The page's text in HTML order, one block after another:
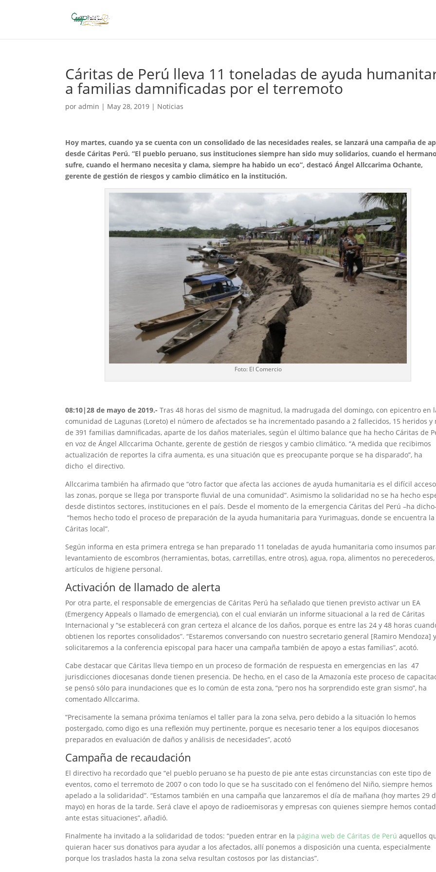
Cáritas de Perú lleva 11 toneladas de ayuda
a familias damnificadas por el terremoto
poradmin | May 28, 2019 | Noticias
Hoy martes, cuando ya se cuenta con un consolidado de las necesidades reales, se lanzará una campaña de
desde Cáritas Perú. “El pueblo peruano, sus instituciones siempre han sido muy solidarios, cuando el hermano
sufre, cuando el hermano necesita y clama, siempre ha habido un eco”, destacó Ángel Allccarima Ochante,
gerente de gestión de riesgos y cambio climático en la institución.
Foto: El Comercio
08:10|28 de mayo de 2019.-Tras 48 horas del sismo de magnitud, la madrugada del domingo, con epicentro en
comunidad de Lagunas (Loreto) el número de afectados se ha incrementado pasando a 2 fallecidos, 15 heridos y
de 391 familias damnificadas, aparte de los daños materiales, según el último balance que ha hecho Cáritas de
en voz de Ángel Allccarima Ochante, gerente de gestión de riesgos y cambio climático. “A medida que recibimos
actualización de reportes la cifra aumenta, es una situación que es preocupante porque se ha disparado”, ha
dicho el directivo.
Allccarima también ha afirmado que “otro factor que afecta las acciones de ayuda humanitaria es el difícil
las zonas, porque se llega por transporte fluvial de una comunidad”. Asimismo la solidaridad no se ha hecho
desde distintos sectores, instituciones en el país. Desde el momento de la emergencia Cáritas del Perú –ha
“hemos hecho todo el proceso de preparación de la ayuda humanitaria para Yurimaguas, donde se encuentra la
Cáritas local”.
Según informa en esta primera entrega se han preparado 11 toneladas de ayuda humanitaria como insumos
levantamiento de escombros (herramientas, botas, carretillas, entre otros), agua, ropa, alimentos no perecederos,
artículos de higiene personal.
Activación de llamado de alerta
Por otra parte, el responsable de emergencias de Cáritas Perú ha señalado que tienen previsto activar un EA
(Emergency Appeals o llamado de emergencia), con el cual enviarán un informe situacional a la red de Cáritas
Internacional y “se establecerá con gran certeza el alcance de los daños, porque es entre las 24 y 48 horas
obtienen los reportes consolidados”. “Estaremos conversando con nuestro secretario general [Ramiro Mendoza] y
solicitaremos a la conferencia episcopal para hacer una campaña también de apoyo a estas familias”, acotó.
Cabe destacar que Cáritas lleva tiempo en un proceso de formación de respuesta en emergencias en las 47
jurisdicciones diocesanas donde tienen presencia. De hecho, en el caso de la Amazonía este proceso de
se pensó sólo para inundaciones que es lo común de esta zona, “pero nos ha sorprendido este gran sismo”, ha
comentado Allccarima.
“Precisamente la semana próxima teníamos el taller para la zona selva, pero debido a la situación lo hemos
postergado, como digo es una reflexión muy pertinente, porque es necesario tener a los equipos diocesanos
preparados en evaluación de daños y análisis de necesidades”, acotó
Campaña de recaudación
El directivo ha recordado que “el pueblo peruano se ha puesto de pie ante estas circunstancias con este tipo de
eventos, como el terremoto de 2007 o con todo lo que se ha suscitado con el fenómeno del Niño, siempre hemos
apelado a la solidaridad”. “Estamos también en una campaña que lanzaremos el día de mañana (hoy martes 29
mayo) en horas de la tarde. Será clave el apoyo de radioemisoras y empresas con quienes siempre hemos
ante estas situaciones”, añadió.
Finalmente ha invitado a la solidaridad de todos: “pueden entrar en la página web de Cáritas de Perú aquellos
quieran hacer sus donativos para ayudar a los afectados, allí ponemos a disposición una cuenta, especialmente
porque los traslados hasta la zona selva resultan costosos por las distancias”.